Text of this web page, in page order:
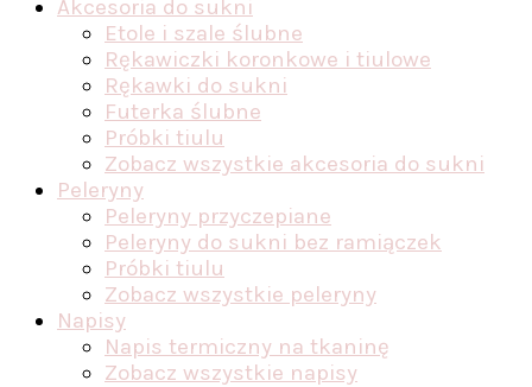
Akcesoria do sukni
Etole i szale ślubne
Rękawiczki koronkowe i tiulowe
Rękawki do sukni
Futerka ślubne
Próbki tiulu
Zobacz wszystkie akcesoria do sukni
Peleryny
Peleryny przyczepiane
Peleryny do sukni bez ramiączek
Próbki tiulu
Zobacz wszystkie peleryny
Napisy
Napis termiczny na tkaninę
Zobacz wszystkie napisy